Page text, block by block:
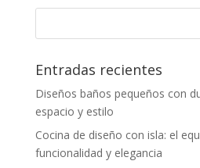
Entradas recientes
Diseños baños pequeños con
espacio y estilo
Cocina de diseño con isla: el
funcionalidad y elegancia